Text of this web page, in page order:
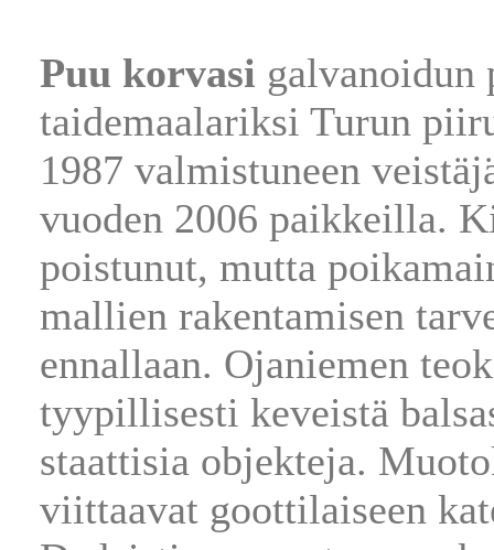
Puu korvasi galvanoidun
taidemaalariksi Turun
1987 valmistuneen
vuoden 2006 paikkeilla.
poistunut, mutta
mallien rakentamisen
ennallaan. Ojaniemen
tyypillisesti keveistä
staattisia objekteja.
viittaavat goottilaiseen